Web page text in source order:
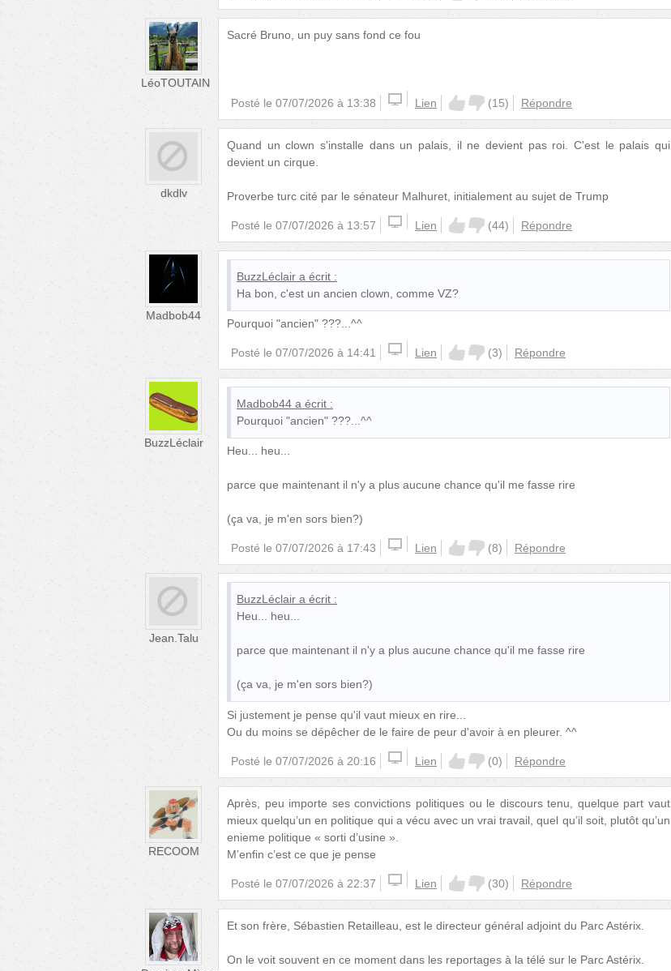
LéoTOUTAIN
Sacré Bruno, un puy sans fond ce fou
Posté le 07/07/2026 à 13:38 Lien (15) Répondre
dkdlv
Quand un clown s'installe dans un palais, il ne devient pas roi. C'est le palais qui
devient un cirque.
Proverbe turc cité par le sénateur Malhuret, initialement au sujet de Trump
Posté le 07/07/2026 à 13:57 Lien (44) Répondre
Madbob44
BuzzLéclair a écrit :
Ha bon, c'est un ancien clown, comme VZ?
Pourquoi "ancien" ???...^^
Posté le 07/07/2026 à 14:41 Lien (3) Répondre
BuzzLéclair
Madbob44 a écrit :
Pourquoi "ancien" ???...^^
Heu... heu...
parce que maintenant il n'y a plus aucune chance qu'il me fasse rire
(ça va, je m'en sors bien?)
Posté le 07/07/2026 à 17:43 Lien (8) Répondre
Jean.Talu
BuzzLéclair a écrit :
Heu... heu...
parce que maintenant il n'y a plus aucune chance qu'il me fasse rire
(ça va, je m'en sors bien?)
Si justement je pense qu'il vaut mieux en rire...
Ou du moins se dépêcher de le faire de peur d'avoir à en pleurer. ^^
Posté le 07/07/2026 à 20:16 Lien (0) Répondre
RECOOM
Après, peu importe ses convictions politiques ou le discours tenu, quelque part vaut
mieux quelqu’un en politique qui a vécu avec un vrai travail, quel qu’il soit, plutôt qu’un
enieme politique « sorti d’usine ».
M’enfin c’est ce que je pense
Posté le 07/07/2026 à 22:37 Lien (30) Répondre
Et son frère, Sébastien Retailleau, est le directeur général adjoint du Parc Astérix.
On le voit souvent en ce moment dans les reportages à la télé sur le Parc Astérix.